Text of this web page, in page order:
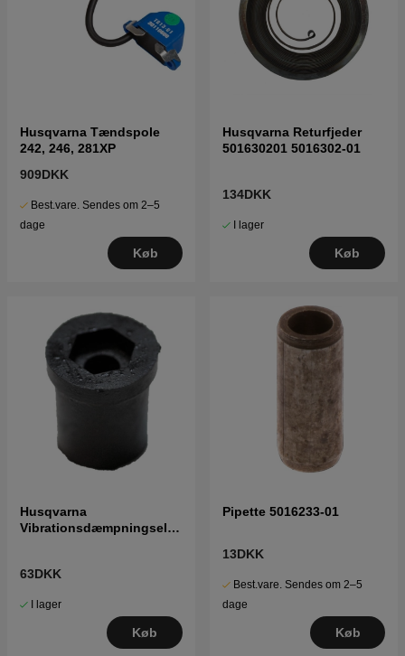
Husqvarna Tændspole
242, 246, 281XP
909DKK
Best.vare. Sendes om 2–5
dage
Køb
Husqvarna Returfjeder
501630201 5016302-01
134DKK
I lager
Køb
Husqvarna
Vibrationsdæmpningsele
63DKK
I lager
Køb
Pipette 5016233-01
13DKK
Best.vare. Sendes om 2–5
dage
Køb